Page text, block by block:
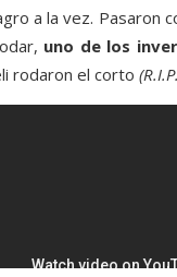
a la vez. Pasaron
uno de los
rodaron el corto